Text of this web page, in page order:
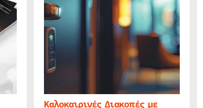
Καλοκαιρινές Διακοπές με